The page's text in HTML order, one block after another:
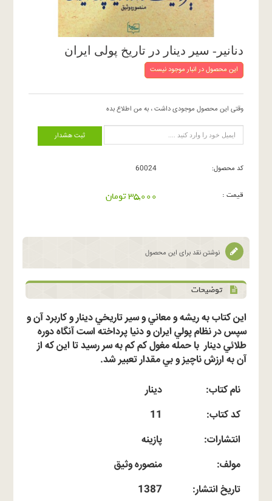
دنانیر- سیر دینار در تاریخ پولی ایران
این محصول در انبار موجود نیست
وقتی این محصول موجودی داشت ، به من اطلاع بده
ثبت هشدار
کد محصول: 60024
قیمت : 35,000 تومان
نوشتن نقد برای این محصول
توضیحات
اين کتاب به ريشه و معاني و سير تاريخي دينار و کاربرد آن و
سپس در نظام پولي ايران و دنيا پرداخته است آنگاه دوره
طلائي دينار با حمله مغول کم کم به سر رسيد تا اين که از
آن به ارزش ناچيز و بي مقدار تعبير شد.
نام کتاب:
دینار
کد کتاب:
11
انتشارات:
پازینه
مولف:
منصوره وثیق
تاریخ انتشار:
1387